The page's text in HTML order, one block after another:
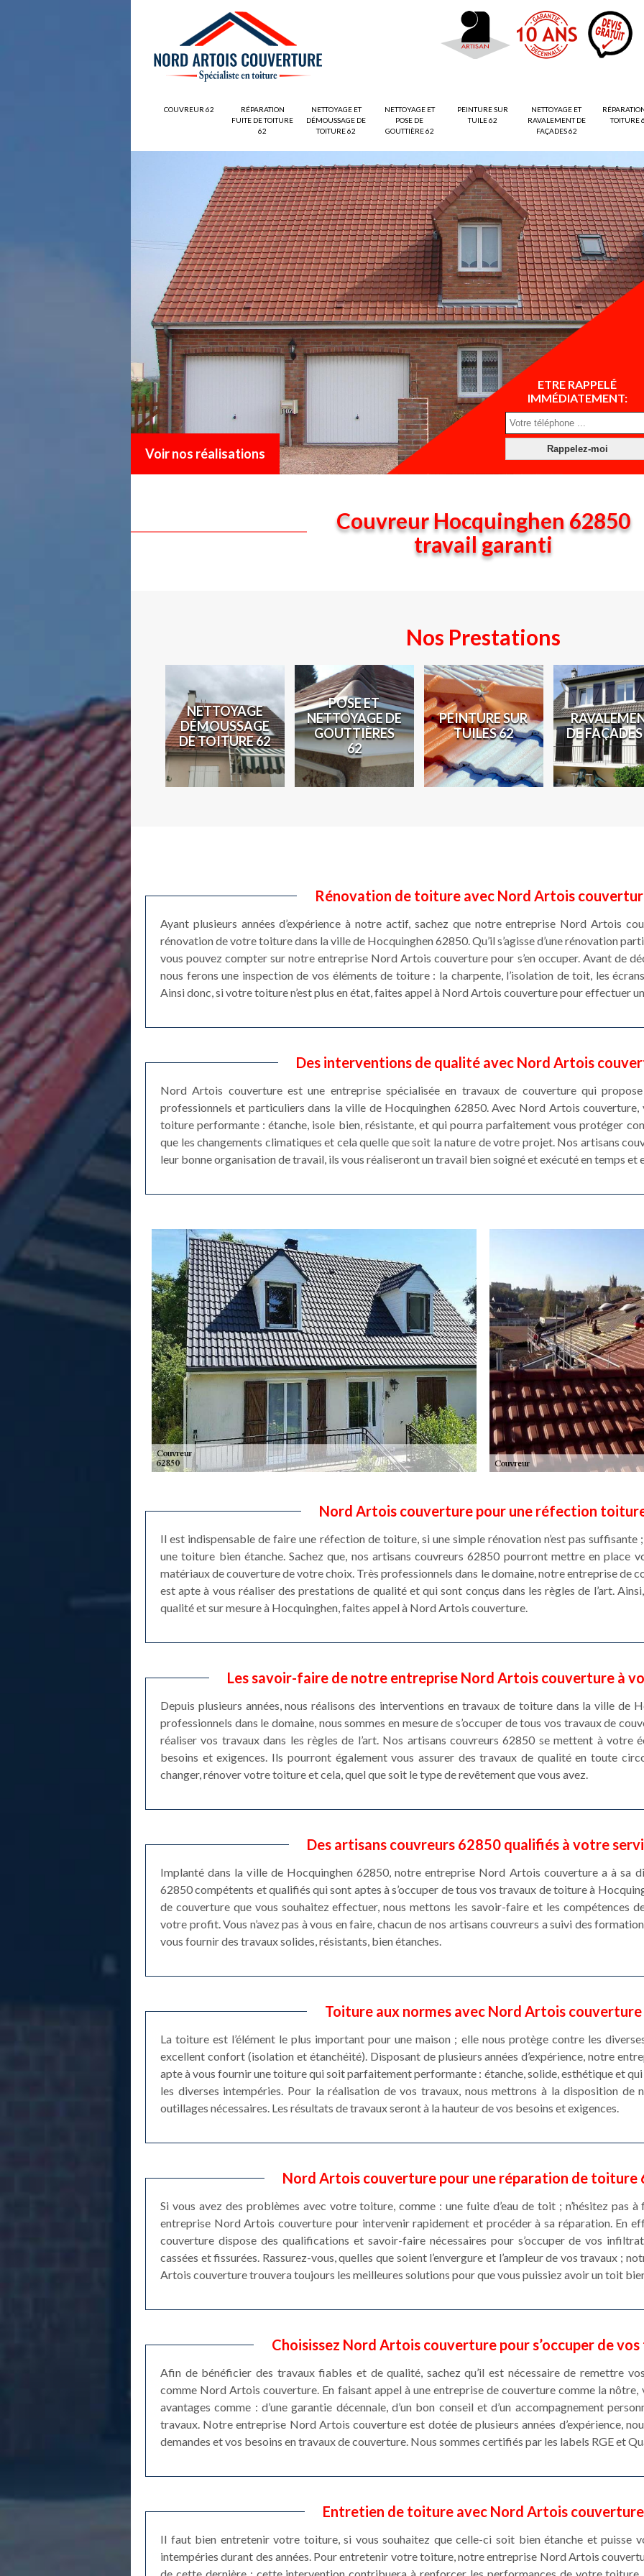
COUVREUR 62
RÉPARATION
FUITE DE TOITURE
62
NETTOYAGE ET
DÉMOUSSAGE DE
TOITURE 62
NETTOYAGE ET
POSE DE
GOUTTIÈRE 62
PEINTURE SUR
TUILE 62
NETTOYAGE ET
RAVALEMENT DE
FAÇADES 62
TOITURE
Voir nos réalisations
ETRE RAPPELÉ
IMMÉDIATEMENT:
Couvreur Hocquinghen 62850
travail garanti
Nos Prestations
COUVREUR 62
NETTOYAGE
DÉMOUSSAGE
DE TOITURE 62
POSE ET
NETTOYAGE DE
GOUTTIÈRES
62
PEINTURE SUR
TUILES 62
DE
Rénovation de toiture avec Nord Artois
Ayant plusieurs années d’expérience à notre actif, sachez que notre entreprise Nord Artois
rénovation de votre toiture dans la ville de Hocquinghen 62850. Qu’il s’agisse d’une rénovation
vous pouvez compter sur notre entreprise Nord Artois couverture pour s’en occuper. Avant de
nous ferons une inspection de vos éléments de toiture : la charpente, l’isolation de toit, les
Ainsi donc, si votre toiture n’est plus en état, faites appel à Nord Artois couverture pour effectuer
Des interventions de qualité avec Nord Artois
Nord Artois couverture est une entreprise spécialisée en travaux de couverture qui
professionnels et particuliers dans la ville de Hocquinghen 62850. Avec Nord Artois couverture,
toiture performante : étanche, isole bien, résistante, et qui pourra parfaitement vous protéger
que les changements climatiques et cela quelle que soit la nature de votre projet. Nos artisans
leur bonne organisation de travail, ils vous réaliseront un travail bien soigné et exécuté en temps et
Nord Artois couverture pour une réfection
Il est indispensable de faire une réfection de toiture, si une simple rénovation n’est pas suffisante
une toiture bien étanche. Sachez que, nos artisans couvreurs 62850 pourront mettre en place
matériaux de couverture de votre choix. Très professionnels dans le domaine, notre entreprise de
est apte à vous réaliser des prestations de qualité et qui sont conçus dans les règles de l’art.
qualité et sur mesure à Hocquinghen, faites appel à Nord Artois couverture.
Les savoir-faire de notre entreprise Nord Artois couverture à
Depuis plusieurs années, nous réalisons des interventions en travaux de toiture dans la ville de
professionnels dans le domaine, nous sommes en mesure de s’occuper de tous vos travaux de
réaliser vos travaux dans les règles de l’art. Nos artisans couvreurs 62850 se mettent à votre
besoins et exigences. Ils pourront également vous assurer des travaux de qualité en toute
changer, rénover votre toiture et cela, quel que soit le type de revêtement que vous avez.
Des artisans couvreurs 62850 qualifiés à votre
Implanté dans la ville de Hocquinghen 62850, notre entreprise Nord Artois couverture a à sa
62850 compétents et qualifiés qui sont aptes à s’occuper de tous vos travaux de toiture à
de couverture que vous souhaitez effectuer, nous mettons les savoir-faire et les compétences
votre profit. Vous n’avez pas à vous en faire, chacun de nos artisans couvreurs a suivi des
vous fournir des travaux solides, résistants, bien étanches.
Toiture aux normes avec Nord Artois couverture
La toiture est l’élément le plus important pour une maison ; elle nous protège contre les
excellent confort (isolation et étanchéité). Disposant de plusieurs années d’expérience, notre
apte à vous fournir une toiture qui soit parfaitement performante : étanche, solide, esthétique et
les diverses intempéries. Pour la réalisation de vos travaux, nous mettrons à la disposition de
outillages nécessaires. Les résultats de travaux seront à la hauteur de vos besoins et exigences.
Nord Artois couverture pour une réparation de toiture
Si vous avez des problèmes avec votre toiture, comme : une fuite d’eau de toit ; n’hésitez pas
entreprise Nord Artois couverture pour intervenir rapidement et procéder à sa réparation. En
couverture dispose des qualifications et savoir-faire nécessaires pour s’occuper de vos
cassées et fissurées. Rassurez-vous, quelles que soient l’envergure et l’ampleur de vos travaux ;
Artois couverture trouvera toujours les meilleures solutions pour que vous puissiez avoir un toit
Choisissez Nord Artois couverture pour s’occuper de
Afin de bénéficier des travaux fiables et de qualité, sachez qu’il est nécessaire de remettre
comme Nord Artois couverture. En faisant appel à une entreprise de couverture comme la nôtre,
avantages comme : d’une garantie décennale, d’un bon conseil et d’un accompagnement
travaux. Notre entreprise Nord Artois couverture est dotée de plusieurs années d’expérience,
demandes et vos besoins en travaux de couverture. Nous sommes certifiés par les labels RGE et
Entretien de toiture avec Nord Artois couverture
Il faut bien entretenir votre toiture, si vous souhaitez que celle-ci soit bien étanche et puisse
intempéries durant des années. Pour entretenir votre toiture, notre entreprise Nord Artois